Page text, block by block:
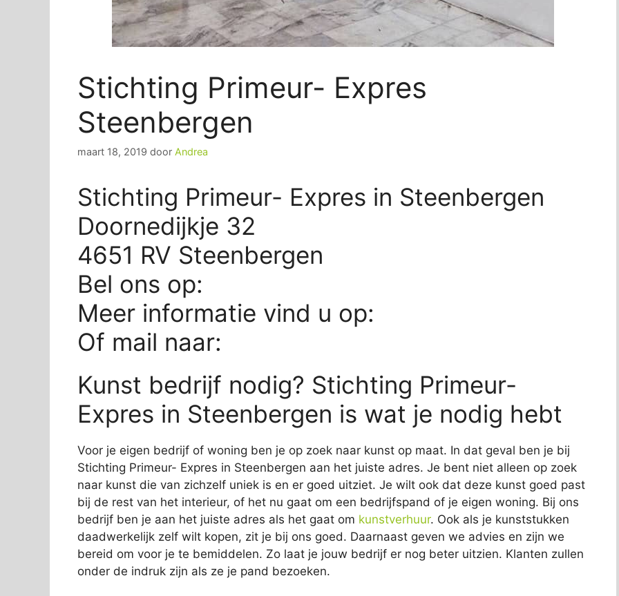
Stichting Primeur- Expres
Steenbergen
maart 18, 2019 door Andrea
Stichting Primeur- Expres in Steenbergen
Doornedijkje 32
4651 RV Steenbergen
Bel ons op:
Meer informatie vind u op:
Of mail naar:
Kunst bedrijf nodig? Stichting Primeur-
Expres in Steenbergen is wat je nodig hebt
Voor je eigen bedrijf of woning ben je op zoek naar kunst op maat. In dat geval ben je bij
Stichting Primeur- Expres in Steenbergen aan het juiste adres. Je bent niet alleen op zoek
naar kunst die van zichzelf uniek is en er goed uitziet. Je wilt ook dat deze kunst goed past
bij de rest van het interieur, of het nu gaat om een bedrijfspand of je eigen woning. Bij ons
bedrijf ben je aan het juiste adres als het gaat om kunstverhuur. Ook als je kunststukken
daadwerkelijk zelf wilt kopen, zit je bij ons goed. Daarnaast geven we advies en zijn we
bereid om voor je te bemiddelen. Zo laat je jouw bedrijf er nog beter uitzien. Klanten zullen
onder de indruk zijn als ze je pand bezoeken.